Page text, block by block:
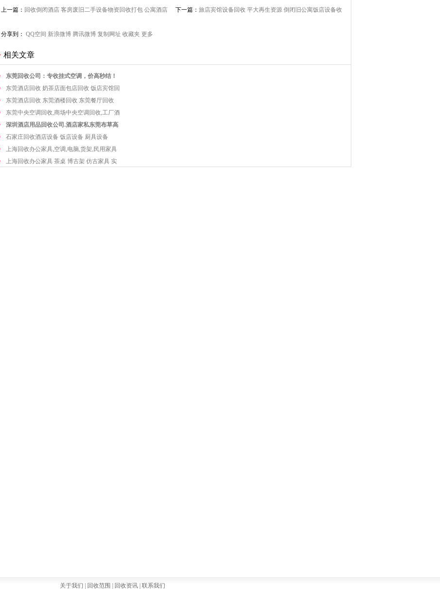
上一篇： 回收倒闭酒店 客房废旧二手设备物资回收打包 公寓酒店
下一篇： 旅店宾馆设备回收 平大再生资源 倒闭旧公寓饭店设备收
分享到： QQ空间 新浪微博 腾讯微博 复制网址 收藏夹 更多
相关文章
东莞回收公司：专收挂式空调，价高秒结！
东莞酒店回收 奶茶店面包店回收 饭店宾馆回
东莞酒店回收 东莞酒楼回收 东莞餐厅回收
东莞中央空调回收,商场中央空调回收,工厂酒
深圳酒店用品回收公司.酒店家私东莞布草高
石家庄回收酒店设备 饭店设备 厨具设备
上海回收办公家具,空调,电脑,货架,民用家具
上海回收办公家具 茶桌 博古架 仿古家具 实
关于我们 | 回收范围 | 回收资讯 | 联系我们